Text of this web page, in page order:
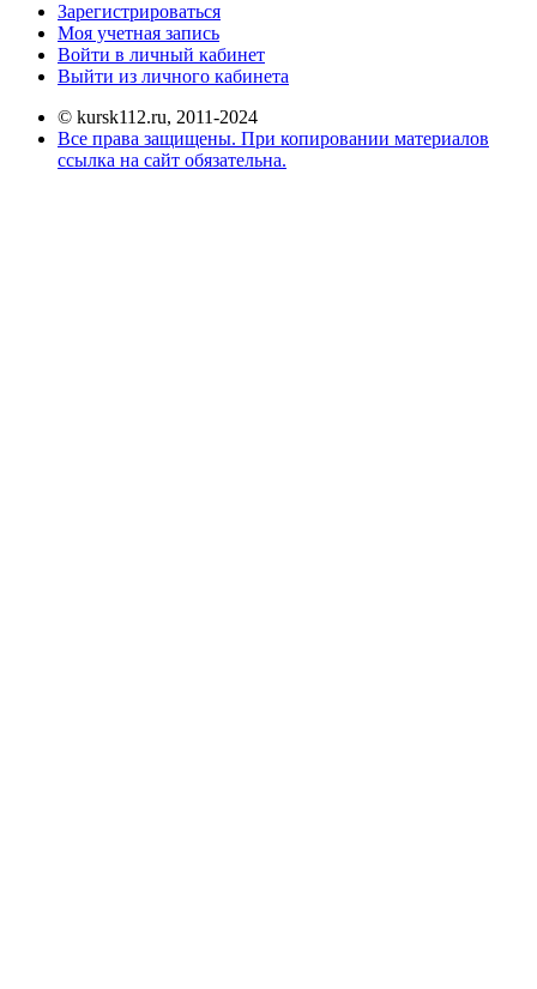
Зарегистрироваться
Моя учетная запись
Войти в личный кабинет
Выйти из личного кабинета
© kursk112.ru, 2011-2024
Все права защищены. При копировании материалов
ссылка на сайт обязательна.